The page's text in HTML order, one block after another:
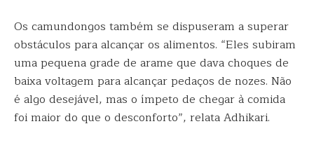
Os camundongos também se dispuseram a superar
obstáculos para alcançar os alimentos. “Eles subiram
uma pequena grade de arame que dava choques de
baixa voltagem para alcançar pedaços de nozes. Não
é algo desejável, mas o ímpeto de chegar à comida
foi maior do que o desconforto”, relata Adhikari.